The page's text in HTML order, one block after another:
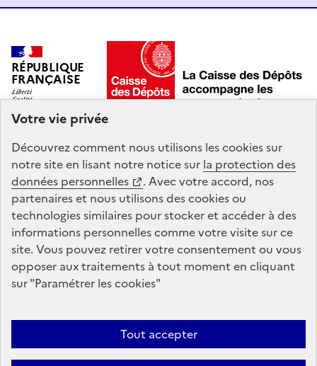
Votre vie privée
Découvrez comment nous utilisons lescookiessur
notre site en lisant notre notice sur la protection des
données personnelles
. Avec votre accord, nos
partenaires et nous utilisons descookiesou
technologies similaires pour stocker et accéder à des
informations personnelles comme votre visite sur ce
site. Vous pouvez retirer votre consentement ou vous
opposer aux traitements à tout moment en cliquant
sur "Paramétrer lescookies"
Tout accepter
RÉPUBLIQUE
FRANÇAISE
Mon hub de données Agora est un service intégré à
Mon Compte Formation, mandaté par leministère du
Travail et des Solidarités
.
legifrance.gouv.fr
gouvernement.fr
service-public.fr
data.gouv.fr
Plan du site Conditions Générales d’Utilisation
Mentions légales
Protection des données personnelles et cookies
Accessibilité : non